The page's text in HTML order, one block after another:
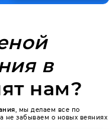
в
нам?
, мы делаем все по
не забываем о новых веяниях